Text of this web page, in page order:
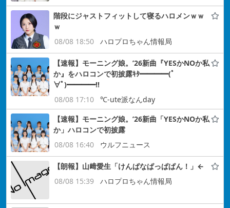
階段にジャストフィットして寝るハロメンｗｗ
ｗ
08/08 18:50
ハロプロちゃん情報局
【速報】モーニング娘。’26新曲『YESかNOか私
か』をハロコンで初披露ｷﾀ━━━━(ﾟ
∀ﾟ)━━━━!!
08/08 17:10
℃-ute派なんday
【速報】モーニング娘。’26新曲「YESかNOか私
か」ハロコンで初披露
08/08 16:40
ウルフニュース
【朗報】山﨑愛生「けんぱなぱっぱぱん！」←
08/08 15:39
ハロプロちゃん情報局